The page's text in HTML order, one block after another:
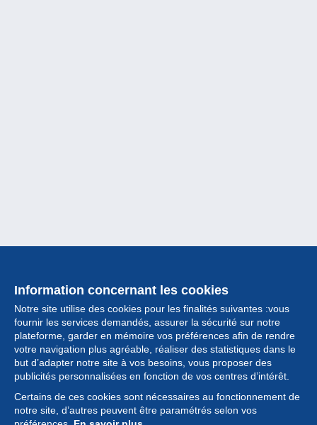
Information concernant les cookies
Notre site utilise des cookies pour les finalités suivantes :vous
fournir les services demandés, assurer la sécurité sur notre
plateforme, garder en mémoire vos préférences afin de rendre
votre navigation plus agréable, réaliser des statistiques dans le
but d’adapter notre site à vos besoins, vous proposer des
publicités personnalisées en fonction de vos centres d’intérêt.
Certains de ces cookies sont nécessaires au fonctionnement de
notre site, d’autres peuvent être paramétrés selon vos
Collection
Actualités